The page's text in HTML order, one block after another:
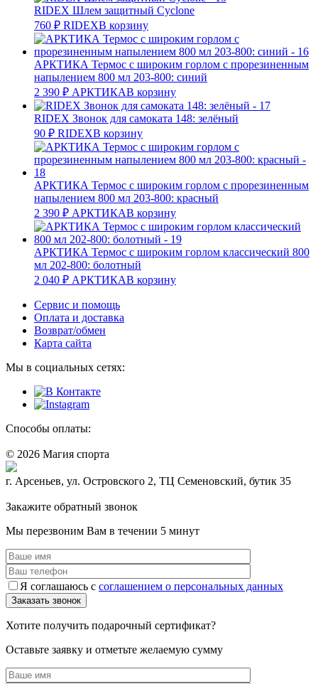
RIDEX Шлем защитный Cyclone
760 ₽ RIDEXВ корзину
АРКТИКА Термос с широким горлом с прорезиненным
напылением 800 мл 203-800: синий
2 390 ₽ АРКТИКАВ корзину
RIDEX Звонок для самоката 148: зелёный
90 ₽ RIDEXВ корзину
АРКТИКА Термос с широким горлом с прорезиненным
напылением 800 мл 203-800: красный
2 390 ₽ АРКТИКАВ корзину
АРКТИКА Термос с широким горлом классический 800
мл 202-800: болотный
2 040 ₽ АРКТИКАВ корзину
Сервис и помощь
Оплата и доставка
Возврат/обмен
Карта сайта
Мы в социальных сетях:
Способы оплаты:
© 2026 Магия спорта
г. Арсеньев, ул. Островского 2, ТЦ Семеновский, бутик 35
Закажите обратный звонок
Мы перезвоним Вам в течении 5 минут
Я соглашаюсь с соглашением о персональных данных
Хотите получить подарочный сертификат?
Оставьте заявку и отметьте желаемую сумму